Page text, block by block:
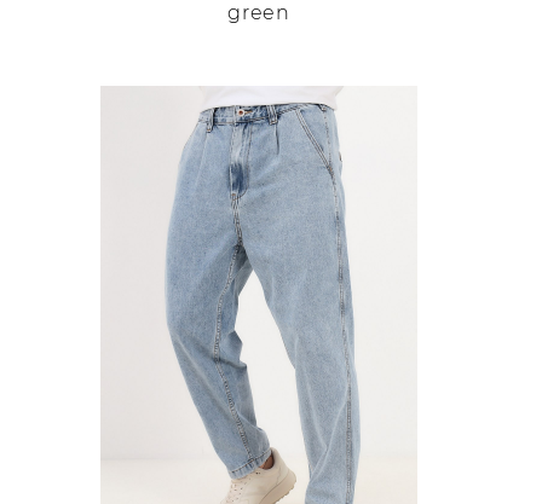
green
товар
несколько
вариаций.
можно
выбрать
странице